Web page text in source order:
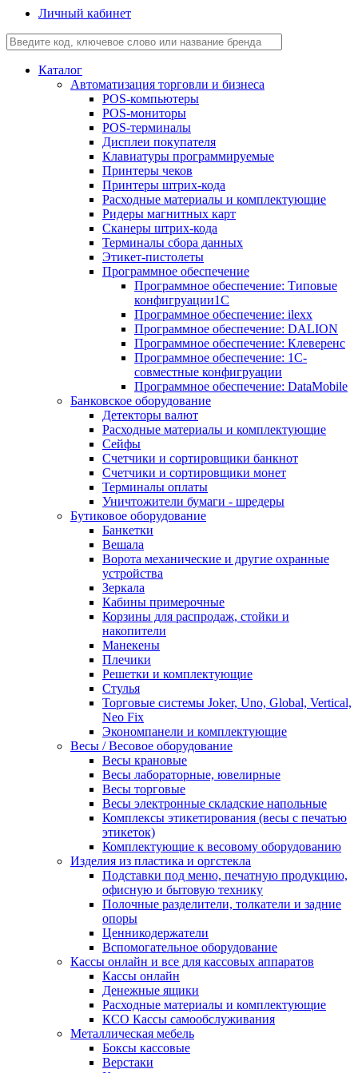
Личный кабинет
Каталог
Автоматизация торговли и бизнеса
POS-компьютеры
POS-мониторы
POS-терминалы
Дисплеи покупателя
Клавиатуры программируемые
Принтеры чеков
Принтеры штрих-кода
Расходные материалы и комплектующие
Ридеры магнитных карт
Сканеры штрих-кода
Терминалы сбора данных
Этикет-пистолеты
Программное обеспечение
Программное обеспечение: Типовые
конфигруации1С
Программное обеспечение: ilexx
Программное обеспечение: DALION
Программное обеспечение: Клеверенс
Программное обеспечение: 1С-
совместные конфигруации
Программное обеспечение: DataMobile
Банковское оборудование
Детекторы валют
Расходные материалы и комплектующие
Сейфы
Счетчики и сортировщики банкнот
Счетчики и сортировщики монет
Терминалы оплаты
Уничтожители бумаги - шредеры
Бутиковое оборудование
Банкетки
Вешала
Ворота механические и другие охранные
устройства
Зеркала
Кабины примерочные
Корзины для распродаж, стойки и
накопители
Манекены
Плечики
Решетки и комплектующие
Стулья
Торговые системы Joker, Uno, Global, Vertical,
Neo Fix
Экономпанели и комплектующие
Весы / Весовое оборудование
Весы крановые
Весы лабораторные, ювелирные
Весы торговые
Весы электронные складские напольные
Комплексы этикетирования (весы с печатью
этикеток)
Комплектующие к весовому оборудованию
Изделия из пластика и оргстекла
Подставки под меню, печатную продукцию,
офисную и бытовую технику
Полочные разделители, толкатели и задние
опоры
Ценникодержатели
Вспомогательное оборудование
Кассы онлайн и все для кассовых аппаратов
Кассы онлайн
Денежные ящики
Расходные материалы и комплектующие
КСО Кассы самообслуживания
Металлическая мебель
Боксы кассовые
Верстаки